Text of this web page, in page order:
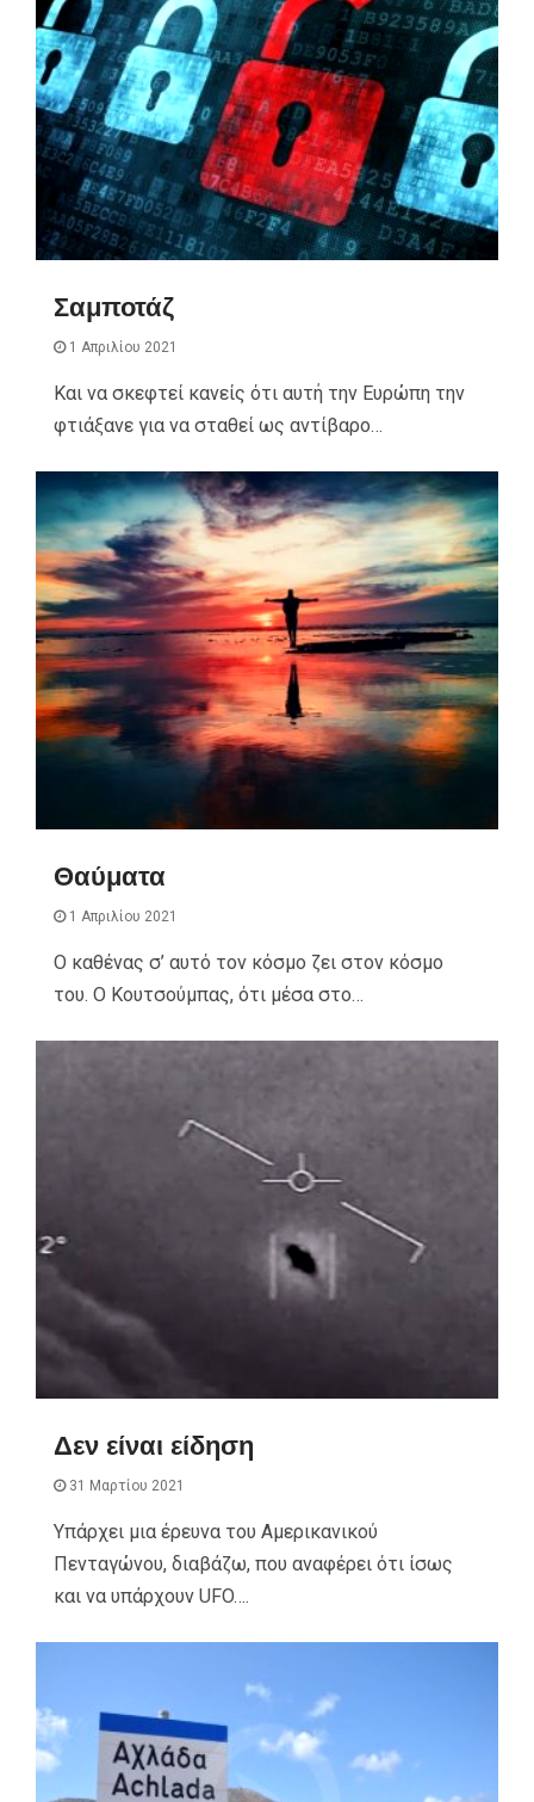
Σαμποτάζ
1 Απριλίου 2021
Και να σκεφτεί κανείς ότι αυτή την Ευρώπη την
φτιάξανε για να σταθεί ως αντίβαρο…
Θαύματα
1 Απριλίου 2021
Ο καθένας σ’ αυτό τον κόσμο ζει στον κόσμο
του. O Κουτσούμπας, ότι μέσα στο…
Δεν είναι είδηση
31 Μαρτίου 2021
Υπάρχει μια έρευνα του Αμερικανικού
Πενταγώνου, διαβάζω, που αναφέρει ότι ίσως
και να υπάρχουν UFO….